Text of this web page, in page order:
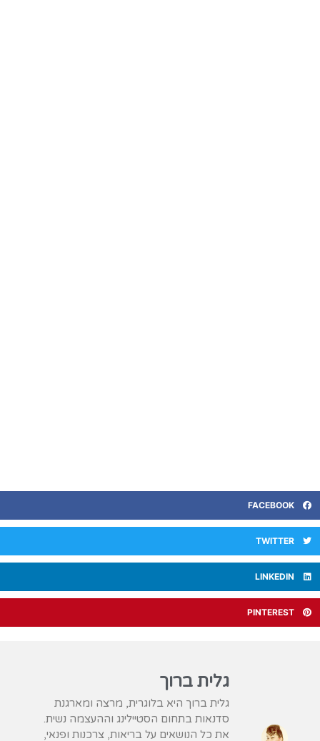
FACEBOOK
TWITTER
LINKEDIN
PINTEREST
גלית ברוך
גלית ברוך היא בלוגרית, מרצה ומארגנת
סדנאות בתחום הסטיילינג וההעצמה נשית.
את כל הנושאים על בריאות, צרכנות ופנאי,